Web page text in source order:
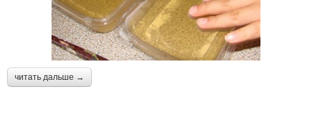
читать дальше →